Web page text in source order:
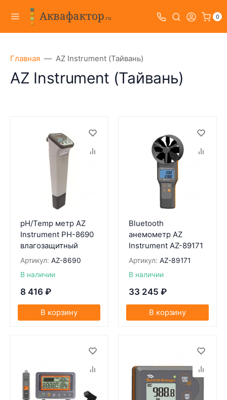
0
Главная AZ Instrument (Тайвань)
AZ Instrument (Тайвань)
pH/Temp метр AZ
Instrument PH-8690
влагозащитный
Артикул: AZ-8690
В наличии
8 416 ₽
В корзину
Bluetooth
анемометр AZ
Instrument AZ-89171
Артикул: AZ-89171
В наличии
33 245 ₽
В корзину